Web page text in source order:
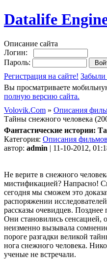
Datalife
Описание сайта
Логин:
Пароль:
Регистрация на сайте! Забыли
Вы просматриваете
полную версию сайта.
Volovik.Com » Описания
Тайны снежного человека
Фантастические истории:
Категория: Описания фильмов
автор: admin | 11-10-2012,
Не верите в снежного
мистификацией? Напрасно!
сегодня мы сможем это
распоряжении
рассказы очевидцев. Позднее
Они становились сенсацией,
неизменно вызывала
пороге разгадки великой
нога снежного человека.
ученые не встречали.